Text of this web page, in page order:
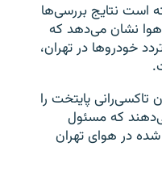
است نتایج بررسی‌ها
نشان می‌دهد که
تردد خودروها در تهران،
پایتخت را
که مسئول
شده در هوای تهران